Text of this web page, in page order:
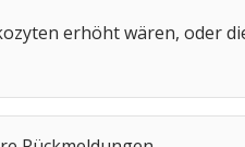
erhöht wären, oder